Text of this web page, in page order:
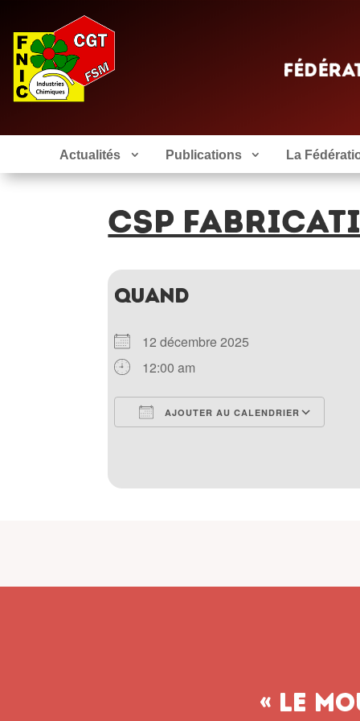
Actualités Publications La
CSP
QUAND
12 décembre 2025
12:00 am
AJOUTER AU CALENDRIER
« Le